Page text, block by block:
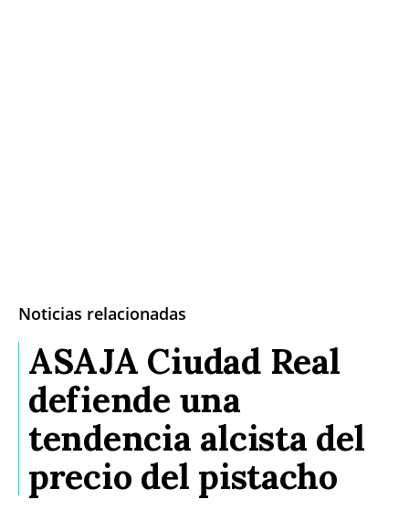
Noticias relacionadas
ASAJA Ciudad Real
defiende una
tendencia alcista del
precio del pistacho